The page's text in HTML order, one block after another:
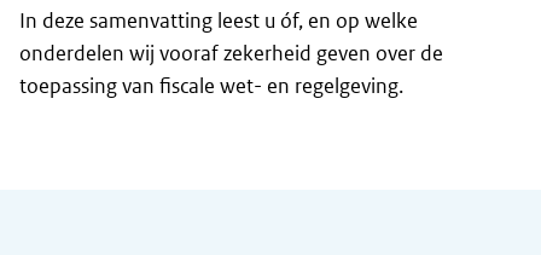
In deze samenvatting leest u óf, en op welke
onderdelen wij vooraf zekerheid geven over de
toepassing van fiscale wet- en regelgeving.